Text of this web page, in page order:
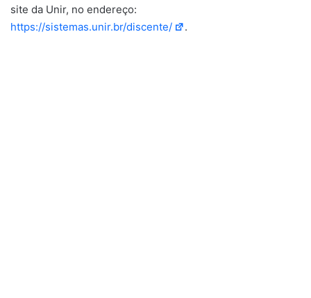
site da Unir, no endereço:
https://sistemas.unir.br/discente/
.